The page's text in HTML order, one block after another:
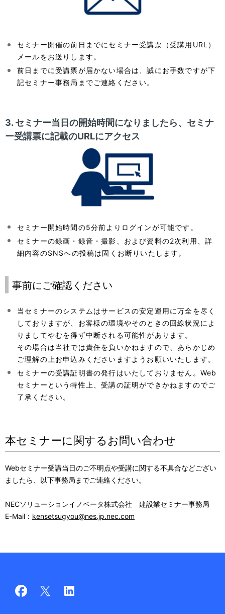
セミナー開催の前日までにセミナー受講票（受講用URL）
メールをお送りします。
前日までに受講票が届かない場合は、誠にお手数ですが下
記セミナー事務局までご連絡ください。
3. セミナー当日の開始時間になりましたら、セミナ
ー受講票に記載のURLにアクセス
セミナー開始時間の5分前よりログインが可能です。
セミナーの録画・録音・撮影、および資料の2次利用、詳
細内容のSNSへの投稿は固くお断りいたします。
事前にご確認ください
当セミナーのシステムはサービスの安定運用に万全を尽く
しておりますが、お客様の環境やそのときの回線状況によ
りましてやむを得ず中断される可能性があります。
その場合は当社では責任を負いかねますので、あらかじめ
ご理解の上お申込みくださいますようお願いいたします。
セミナーの受講証明書の発行はいたしておりません。Web
セミナーという特性上、受講の証明ができかねますのでご
了承ください。
本セミナーに関するお問い合わせ
Webセミナー受講当日のご不明点や受講に関する不具合などござい
ましたら、以下事務局までご連絡ください。
NECソリューションイノベータ株式会社 建設業セミナー事務局
E-Mail： kensetsugyou@nes.jp.nec.com